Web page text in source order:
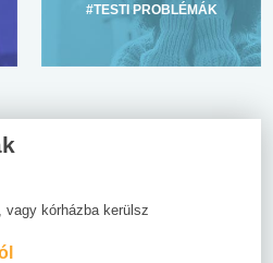
#TESTI PROBLÉMÁK
vagy kórházba kerülsz